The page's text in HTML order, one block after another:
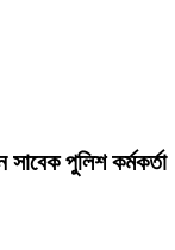
সাবেক পুলিশ কর্মকর্তা